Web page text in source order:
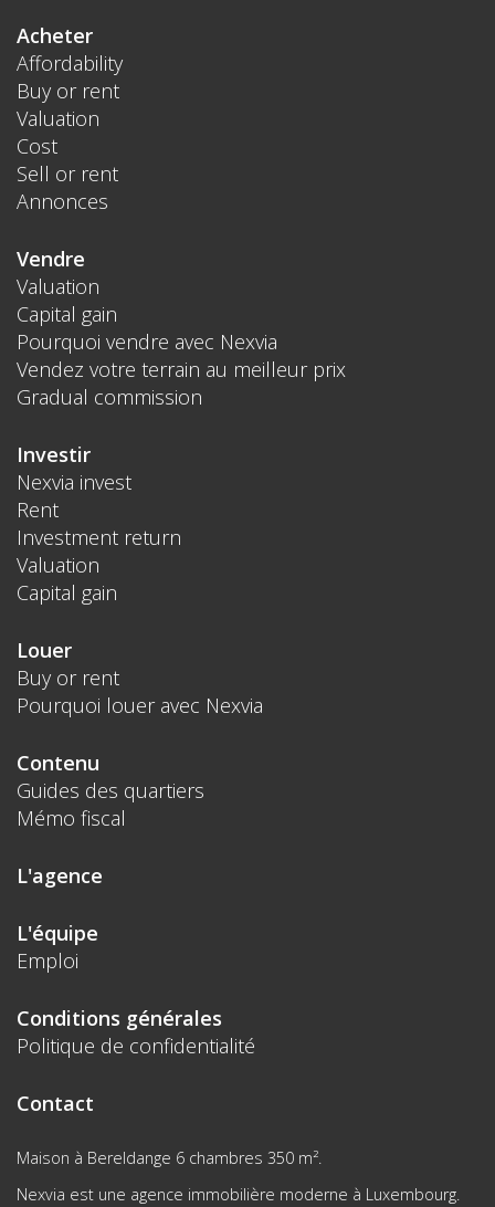
Acheter
Affordability
Buy or rent
Valuation
Cost
Sell or rent
Annonces
Vendre
Valuation
Capital gain
Pourquoi vendre avec Nexvia
Vendez votre terrain au meilleur prix
Gradual commission
Investir
Nexvia invest
Rent
Investment return
Valuation
Capital gain
Louer
Buy or rent
Pourquoi louer avec Nexvia
Contenu
Guides des quartiers
Mémo fiscal
L'agence
L'équipe
Emploi
Conditions générales
Politique de confidentialité
Contact
Maison à Bereldange 6 chambres 350 m².
Nexvia est une agence immobilière moderne à Luxembourg.